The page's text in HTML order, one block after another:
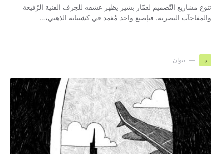
تنوع مشاريع التّصميم لعمّار بشير يظهر عشقه للحِرف الفنية الرّفيعة
والمفاجآت البصرية. فبإصبع واحد مُغمد في كشتبانه الذهبي،…
د ديوان